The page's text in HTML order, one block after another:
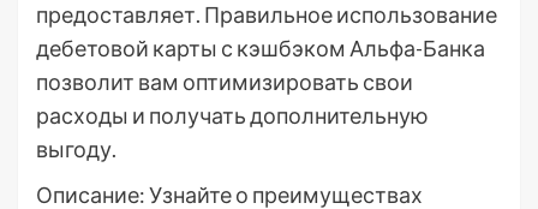
предоставляет. Правильное использование
дебетовой карты с кэшбэком Альфа-Банка
позволит вам оптимизировать свои
расходы и получать дополнительную
выгоду.
Описание: Узнайте о преимуществах